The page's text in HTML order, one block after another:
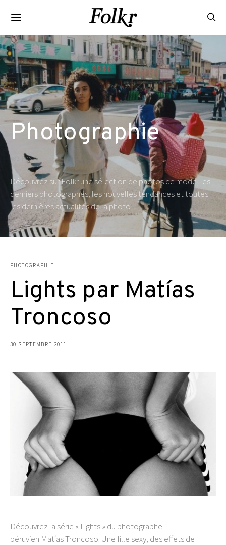
Photographie
483 POSTS
Découvrez sur Folkr une sélection de photos de mode, les
derniers photographes, les nouvelles tendances et toutes
les dernières actualités de la photo …
PHOTOGRAPHIE
Lights par Matías
Troncoso
30 SEPTEMBRE 2011
Découvrez la série « Lights » du photographe
péruvien Matías Troncoso. Une fille sexy, des effets de